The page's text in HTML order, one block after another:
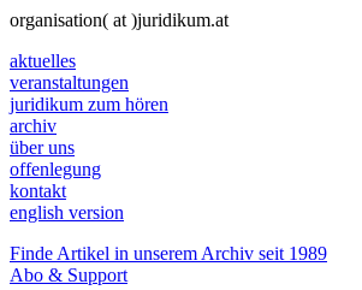
organisation( at )juridikum.at
aktuelles
veranstaltungen
juridikum zum hören
archiv
über uns
offenlegung
kontakt
english version
Finde Artikel in unserem Archiv seit 1989
Abo & Support